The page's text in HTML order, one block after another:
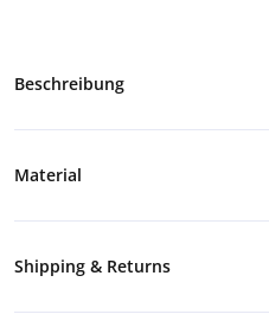
Beschreibung
Material
Shipping & Returns